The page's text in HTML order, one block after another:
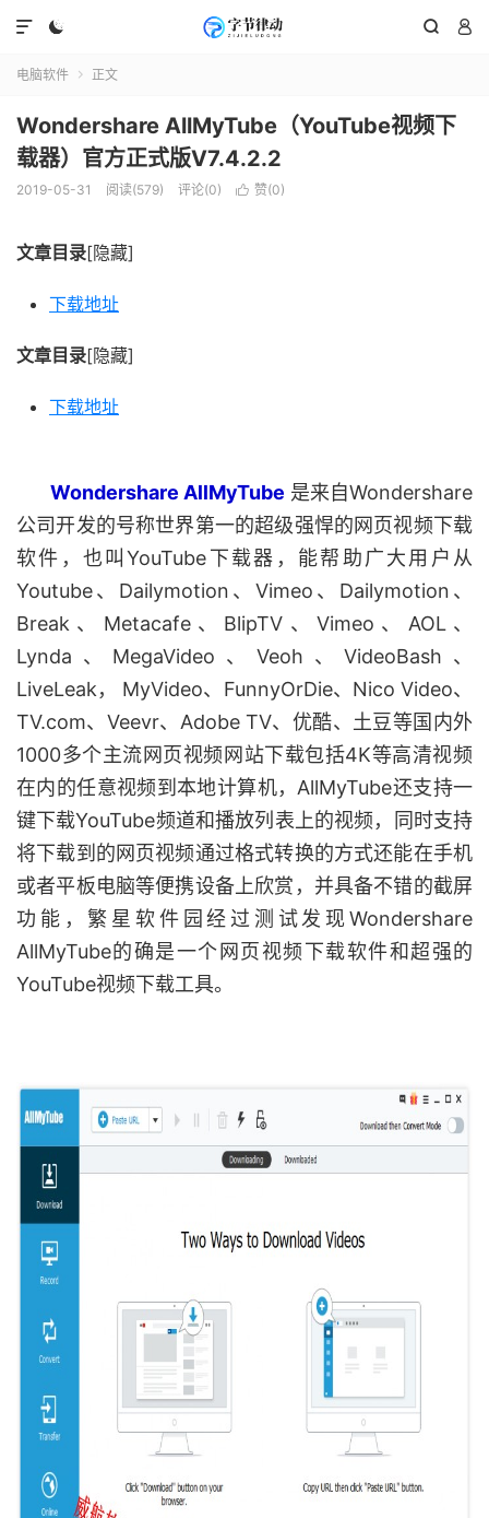
  

电脑软件  正文
Wondershare AllMyTube（YouTube视频下
载器）官方正式版V7.4.2.2
2019-05-31 阅读(579) 评论(0)  赞(0)
文章目录[隐藏]
下载地址
文章目录[隐藏]
下载地址
Wondershare AllMyTube 是来自Wondershare
公司开发的号称世界第一的超级强悍的网页视频下载
软件，也叫YouTube下载器，能帮助广大用户从
Youtube、Dailymotion、Vimeo、Dailymotion、
Break、Metacafe、BlipTV、Vimeo、AOL、
Lynda、MegaVideo、Veoh、VideoBash、
LiveLeak， MyVideo、FunnyOrDie、Nico Video、
TV.com、Veevr、Adobe TV、优酷、土豆等国内外
1000多个主流网页视频网站下载包括4K等高清视频
在内的任意视频到本地计算机，AllMyTube还支持一
键下载YouTube频道和播放列表上的视频，同时支持
将下载到的网页视频通过格式转换的方式还能在手机
或者平板电脑等便携设备上欣赏，并具备不错的截屏
功能，繁星软件园经过测试发现Wondershare
AllMyTube的确是一个网页视频下载软件和超强的
YouTube视频下载工具。